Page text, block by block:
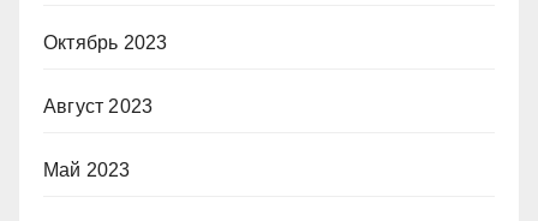
Октябрь 2023
Август 2023
Май 2023